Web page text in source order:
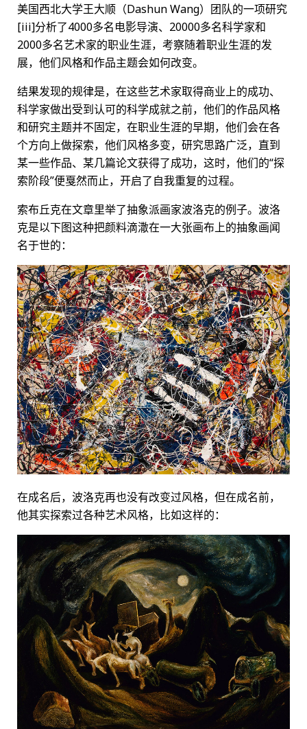
美国西北大学王大顺（Dashun Wang）团队的一项研究
[iii]分析了4000多名电影导演、20000多名科学家和
2000多名艺术家的职业生涯，考察随着职业生涯的发
展，他们风格和作品主题会如何改变。
结果发现的规律是，在这些艺术家取得商业上的成功、
科学家做出受到认可的科学成就之前，他们的作品风格
和研究主题并不固定，在职业生涯的早期，他们会在各
个方向上做探索，他们风格多变，研究思路广泛，直到
某一些作品、某几篇论文获得了成功，这时，他们的“探
索阶段”便戛然而止，开启了自我重复的过程。
索布丘克在文章里举了抽象派画家波洛克的例子。波洛
克是以下图这种把颜料滴潵在一大张画布上的抽象画闻
名于世的：
在成名后，波洛克再也没有改变过风格，但在成名前，
他其实探索过各种艺术风格，比如这样的：